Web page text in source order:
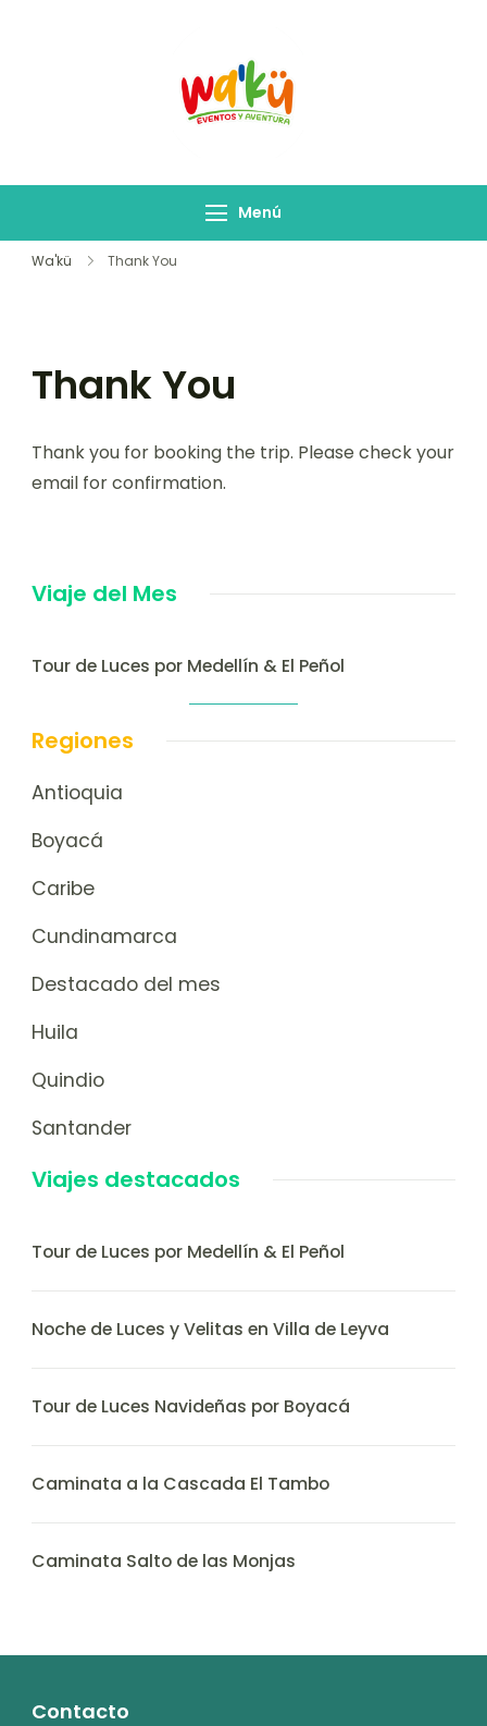
Menú
Wa'kü Thank You
Thank You
Thank you for booking the trip. Please check your
email for confirmation.
Viaje del Mes
Tour de Luces por Medellín & El Peñol
Regiones
Antioquia
Boyacá
Caribe
Cundinamarca
Destacado del mes
Huila
Quindio
Santander
Viajes destacados
Tour de Luces por Medellín & El Peñol
Noche de Luces y Velitas en Villa de Leyva
Tour de Luces Navideñas por Boyacá
Caminata a la Cascada El Tambo
Caminata Salto de las Monjas
Contacto